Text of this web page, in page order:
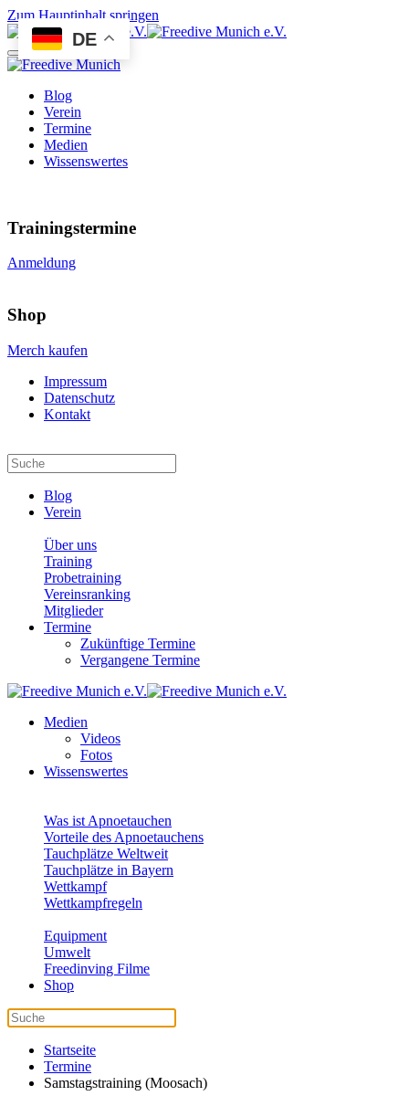
Zum Hauptinhalt springen
Blog
Verein
Termine
Medien
Wissenswertes
Trainingstermine
Anmeldung
Shop
Merch kaufen
Impressum
Datenschutz
Kontakt
Blog
Verein
Über uns
Training
Probetraining
Vereinsranking
Mitglieder
Termine
Zukünftige Termine
Vergangene Termine
Medien
Videos
Fotos
Wissenswertes
Was ist Apnoetauchen
Vorteile des Apnoetauchens
Tauchplätze Weltweit
Tauchplätze in Bayern
Wettkampf
Wettkampfregeln
Equipment
Umwelt
Freedinving Filme
Shop
Startseite
Termine
Samstagstraining (Moosach)
DE